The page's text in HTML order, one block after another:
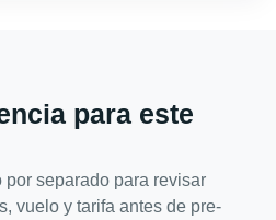
para este
separado para revisar
vuelo y tarifa antes de pre-